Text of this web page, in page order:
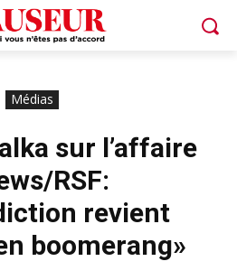
Médias
sur l’affaire
RSF:
revient
boomerang»